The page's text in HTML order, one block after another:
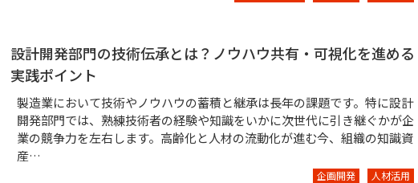
設計開発部門の技術伝承とは？ノウハウ共有・可視化を進める
実践ポイント
製造業において技術やノウハウの蓄積と継承は長年の課題です。特に設計
開発部門では、熟練技術者の経験や知識をいかに次世代に引き継ぐかが企
業の競争力を左右します。高齢化と人材の流動化が進む今、組織の知識資
産…
企画開発 人材活用